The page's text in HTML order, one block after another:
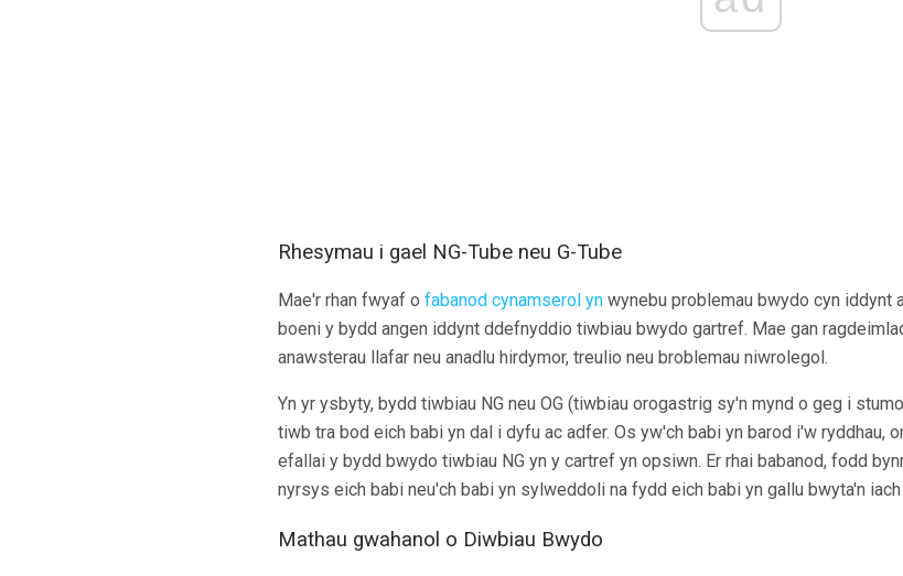
Rhesymau i gael NG-Tube neu G-Tube
Mae'r rhan fwyaf o fabanod cynamserol yn wynebu problemau bwydo cyn iddynt
boeni y bydd angen iddynt ddefnyddio tiwbiau bwydo gartref. Mae gan
anawsterau llafar neu anadlu hirdymor, treulio neu broblemau niwrolegol.
Yn yr ysbyty, bydd tiwbiau NG neu OG (tiwbiau orogastrig sy'n mynd o geg i
tiwb tra bod eich babi yn dal i dyfu ac adfer. Os yw'ch babi yn barod i'w ryddhau,
efallai y bydd bwydo tiwbiau NG yn y cartref yn opsiwn. Er rhai babanod, fodd
nyrsys eich babi neu'ch babi yn sylweddoli na fydd eich babi yn gallu bwyta'n
Mathau gwahanol o Diwbiau Bwydo